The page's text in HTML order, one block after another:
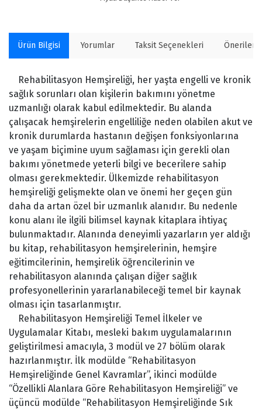
Ürün Bilgisi Yorumlar Taksit Seçenekleri
Rehabilitasyon Hemşireliği, her yaşta engelli ve kronik
sağlık sorunları olan kişilerin bakımını yönetme
uzmanlığı olarak kabul edilmektedir. Bu alanda
çalışacak hemşirelerin engelliliğe neden olabilen akut ve
kronik durumlarda hastanın değişen fonksiyonlarına
ve yaşam biçimine uyum sağlaması için gerekli olan
bakımı yönetmede yeterli bilgi ve becerilere sahip
olması gerekmektedir. Ülkemizde rehabilitasyon
hemşireliği gelişmekte olan ve önemi her geçen gün
daha da artan özel bir uzmanlık alanıdır. Bu nedenle
konu alanı ile ilgili bilimsel kaynak kitaplara ihtiyaç
bulunmaktadır. Alanında deneyimli yazarların yer aldığı
bu kitap, rehabilitasyon hemşirelerinin, hemşire
eğitimcilerinin, hemşirelik öğrencilerinin ve
rehabilitasyon alanında çalışan diğer sağlık
profesyonellerinin yararlanabileceği temel bir kaynak
olması için tasarlanmıştır.
Rehabilitasyon Hemşireliği Temel İlkeler ve
Uygulamalar Kitabı, mesleki bakım uygulamalarının
geliştirilmesi amacıyla, 3 modül ve 27 bölüm olarak
hazırlanmıştır. İlk modülde “Rehabilitasyon
Hemşireliğinde Genel Kavramlar”, ikinci modülde
“Özellikli Alanlara Göre Rehabilitasyon Hemşireliği” ve
üçüncü modülde “Rehabilitasyon Hemşireliğinde Sık